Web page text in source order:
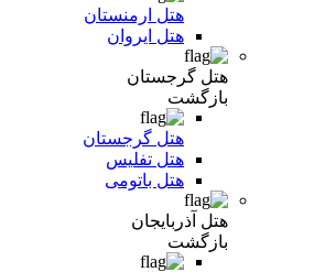
هتل ارمنستان
هتل ایروان
هتل گرجستان
بازگشت
هتل گرجستان
هتل تفلیس
هتل باتومی
هتل آذربایجان
بازگشت